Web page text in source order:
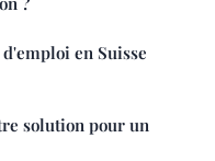
en Suisse
solution pour un